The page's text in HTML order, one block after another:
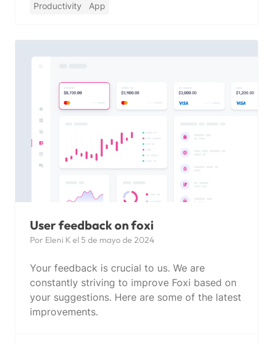
Productivity App
User feedback on foxi
Por Eleni K el 5 de mayo de 2024
Your feedback is crucial to us. We are
constantly striving to improve Foxi based on
your suggestions. Here are some of the latest
improvements.